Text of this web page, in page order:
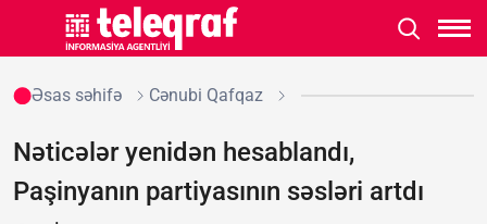
Əsas səhifə Cənubi Qafqaz
Nəticələr yenidən hesablandı,
Paşinyanın partiyasının səsləri artdı